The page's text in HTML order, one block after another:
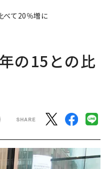
て20％増に
の15との比